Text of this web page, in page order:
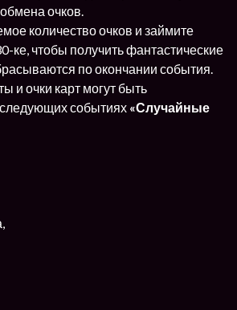
очков.
количество очков и займите
ке, чтобы получить фантастические
по окончании события.
и очки карт могут быть
событиях «Случайные